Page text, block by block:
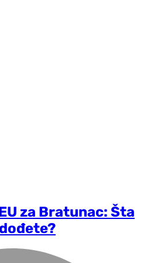
za Bratunac: Šta